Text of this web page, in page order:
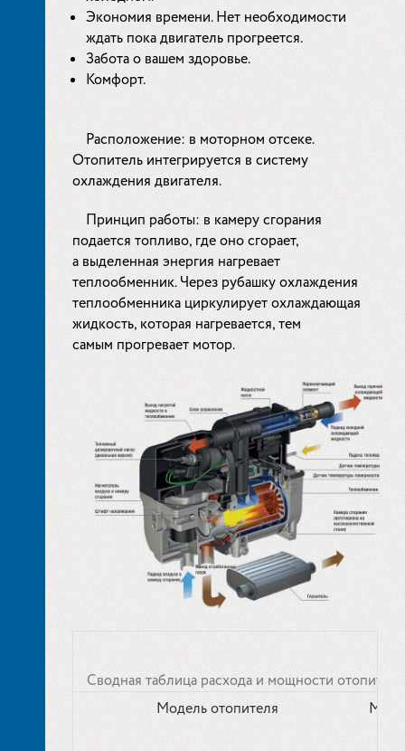
Экономия времени. Нет необходимости
ждать пока двигатель прогреется.
Забота о вашем здоровье.
Комфорт.
Расположение: в моторном отсеке.
Отопитель интегрируется в систему
охлаждения двигателя.
Принцип работы: в камеру сгорания
подается топливо, где оно сгорает,
а выделенная энергия нагревает
теплообменник. Через рубашку охлаждения
теплообменника циркулирует охлаждающая
жидкость, которая нагревается, тем
самым прогревает мотор.
Сводная таблица расхода и мощности
Модель отопителя